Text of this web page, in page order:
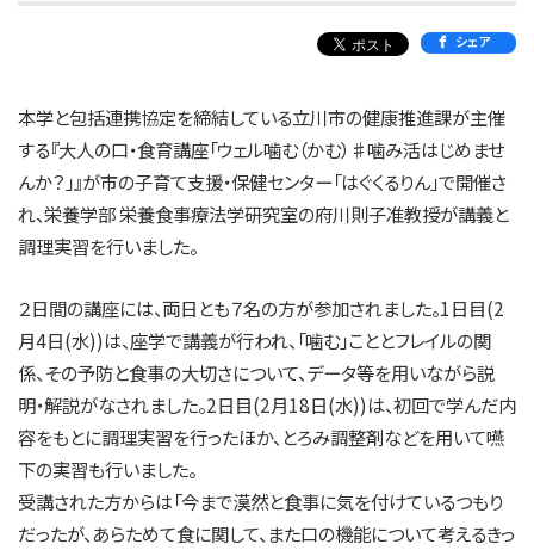
シェア
本学と包括連携協定を締結している立川市の健康推進課が主催
する『大人の口・食育講座「ウェル噛む（かむ）♯噛み活はじめませ
んか？」』が市の子育て支援・保健センター「はぐくるりん」で開催さ
れ、栄養学部 栄養食事療法学研究室の府川則子准教授が講義と
調理実習を行いました。
２日間の講座には、両日とも７名の方が参加されました。1日目(2
月4日(水))は、座学で講義が行われ、「噛む」こととフレイルの関
係、その予防と食事の大切さについて、データ等を用いながら説
明・解説がなされました。2日目(2月18日(水))は、初回で学んだ内
容をもとに調理実習を行ったほか、とろみ調整剤などを用いて嚥
下の実習も行いました。
受講された方からは「今まで漠然と食事に気を付けているつもり
だったが、あらためて食に関して、また口の機能について考えるきっ